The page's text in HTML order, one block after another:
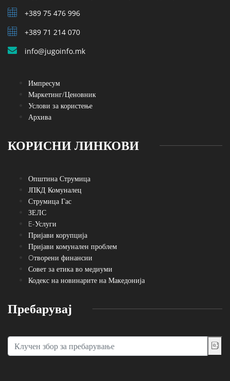
+389 75 476 996
+389 71 214 070
info@jugoinfo.mk
Импресум
Маркетинг/Ценовник
Услови за користење
Архива
КОРИСНИ ЛИНКОВИ
Општина Струмица
ЈПКД Комуналец
Струмица Гас
ЗЕЛС
E-Услуги
Пријави корупција
Пријави комунален проблем
Oтворени финансии
Совет за етика во медиуми
Кодекс на новинарите на Македонија
Пребарувај